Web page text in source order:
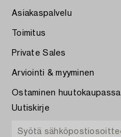
Asiakaspalvelu
Toimitus
Private Sales
Arviointi & myyminen
Ostaminen huutokaupassa
Uutiskirje